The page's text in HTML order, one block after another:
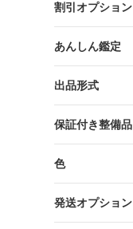
割引オプション
あんしん鑑定
出品形式
保証付き整備品
色
発送オプション